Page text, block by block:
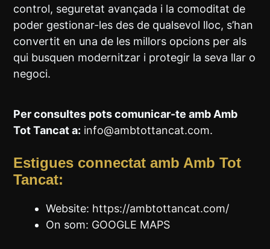
control, seguretat avançada i la comoditat de
poder gestionar-les des de qualsevol lloc, s’han
convertit en una de les millors opcions per als
qui busquen modernitzar i protegir la seva llar o
negoci.
Per consultes pots comunicar-te amb Amb
Tot Tancat a: info@ambtottancat.com.
Estigues connectat amb Amb Tot
Tancat:
Website: https://ambtottancat.com/
On som: GOOGLE MAPS